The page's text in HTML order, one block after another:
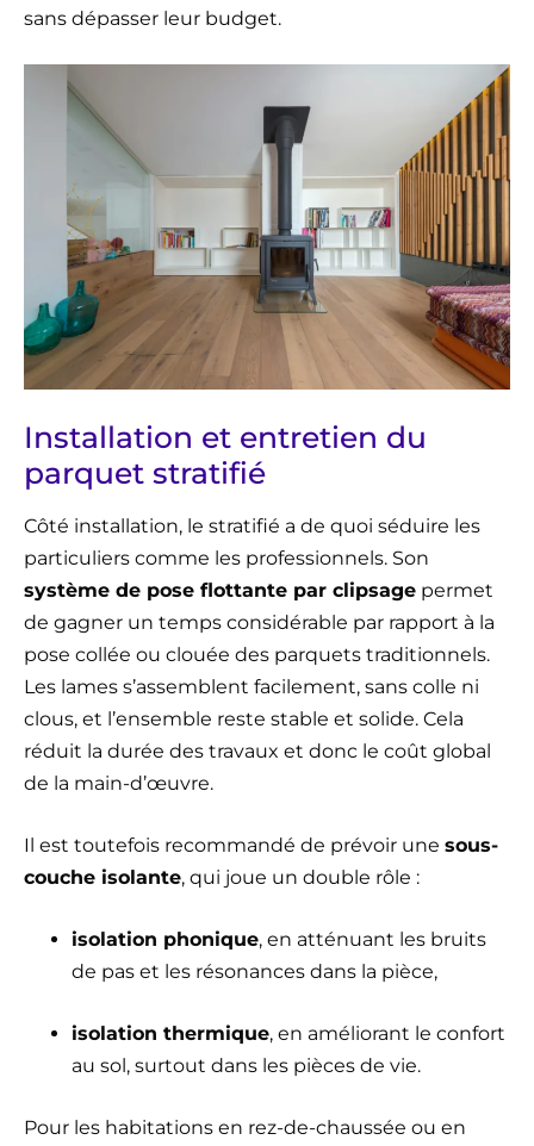
sans dépasser leur budget.
Installation et entretien du
parquet stratifié
Côté installation, le stratifié a de quoi séduire les
particuliers comme les professionnels. Son
système de pose flottante par clipsage permet
de gagner un temps considérable par rapport à la
pose collée ou clouée des parquets traditionnels.
Les lames s’assemblent facilement, sans colle ni
clous, et l’ensemble reste stable et solide. Cela
réduit la durée des travaux et donc le coût global
de la main-d’œuvre.
Il est toutefois recommandé de prévoir une sous-
couche isolante, qui joue un double rôle :
isolation phonique, en atténuant les bruits
de pas et les résonances dans la pièce,
isolation thermique, en améliorant le confort
au sol, surtout dans les pièces de vie.
Pour les habitations en rez-de-chaussée ou en